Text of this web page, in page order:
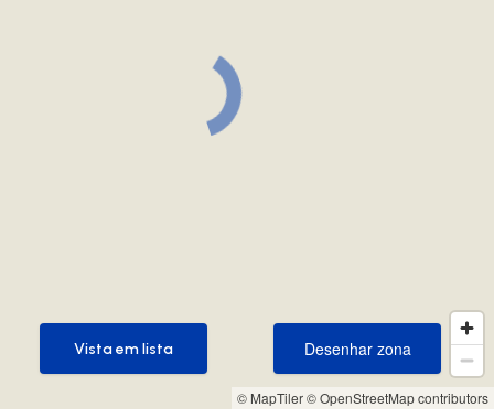
© MapTiler© OpenStreetMap contributors
Desenhar zona
Desenhar zona
Vista em lista
Vista em lista